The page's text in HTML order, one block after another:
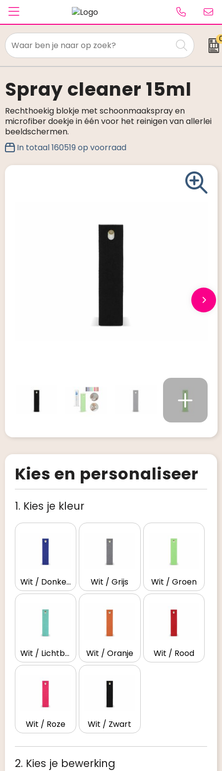
Textiel
Caps & Beanies
Tassen
Drinkwaren
Spray cleaner 15ml
Rechthoekig blokje met schoonmaakspray en
microfiber doekje in één voor het reinigen van allerlei
beeldschermen.
In totaal160519 op voorraad
Kies en personaliseer
1. Kies je kleur
Wit / Donkerblauw Wit / Grijs Wit / Groen
Wit / Lichtblauw Wit / Oranje Wit / Rood
Wit / Roze Wit / Zwart
2. Kies je bewerking